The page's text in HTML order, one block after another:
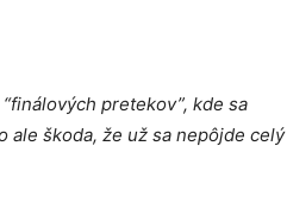
pretekov”, kde sa
ale škoda, že už sa nepôjde celý